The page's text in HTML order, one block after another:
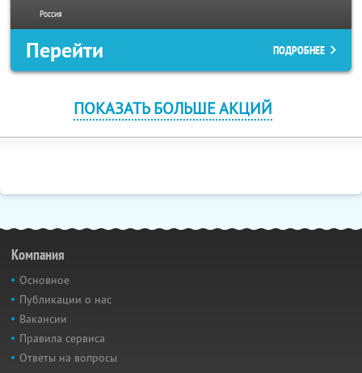
Россия
Перейти ПОДРОБНЕЕ
ПОКАЗАТЬ БОЛЬШЕ АКЦИЙ
Компания
Основное
Публикации о нас
Вакансии
Правила сервиса
Ответы на вопросы